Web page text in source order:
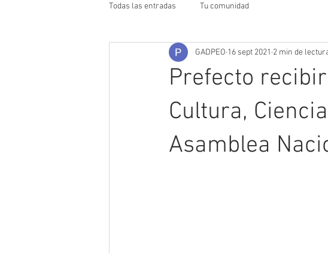
Todas las entradas Tu comunidad
Prefecto
Cultura,
Asamblea
GADPEO 16 sept 2021 2 min de